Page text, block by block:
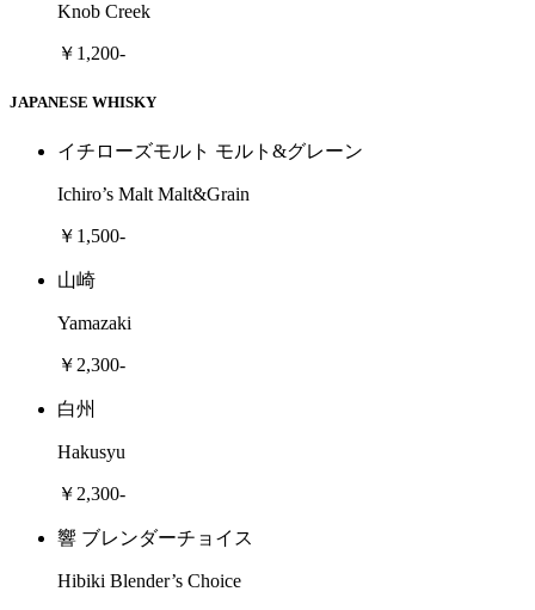
Knob Creek
￥1,200-
JAPANESE WHISKY
イチローズモルト モルト&グレーン
Ichiro’s Malt Malt&Grain
￥1,500-
山崎
Yamazaki
￥2,300-
白州
Hakusyu
￥2,300-
響 ブレンダーチョイス
Hibiki Blender’s Choice